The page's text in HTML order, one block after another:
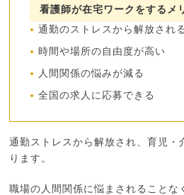
看護師が在宅ワークをするメ
通勤のストレスから解放される
時間や場所の自由度が高い
人間関係の悩みが減る
全国の求人に応募できる
通勤ストレスから解放され、育児・
ります。
職場の人間関係に悩まされることな